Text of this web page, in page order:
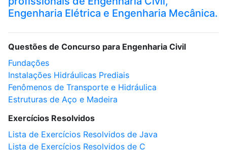
Engenharia Elétrica e Engenharia Mecânica.
Questões de Concurso para Engenharia Civil
Fundações
Instalações Hidráulicas Prediais
Fenômenos de Transporte e Hidráulica
Estruturas de Aço e Madeira
Exercícios Resolvidos
Lista de Exercícios Resolvidos de Java
Lista de Exercícios Resolvidos de C